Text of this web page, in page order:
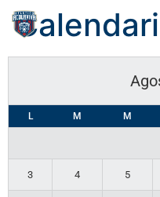
L M M
3 4 5